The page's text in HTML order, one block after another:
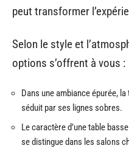
peut transformer
Selon le style et
options s’offrent à vous :
Dans une ambiance épurée,
séduit par ses lignes sobres.
Le caractère d’une table
se distingue dans les salons